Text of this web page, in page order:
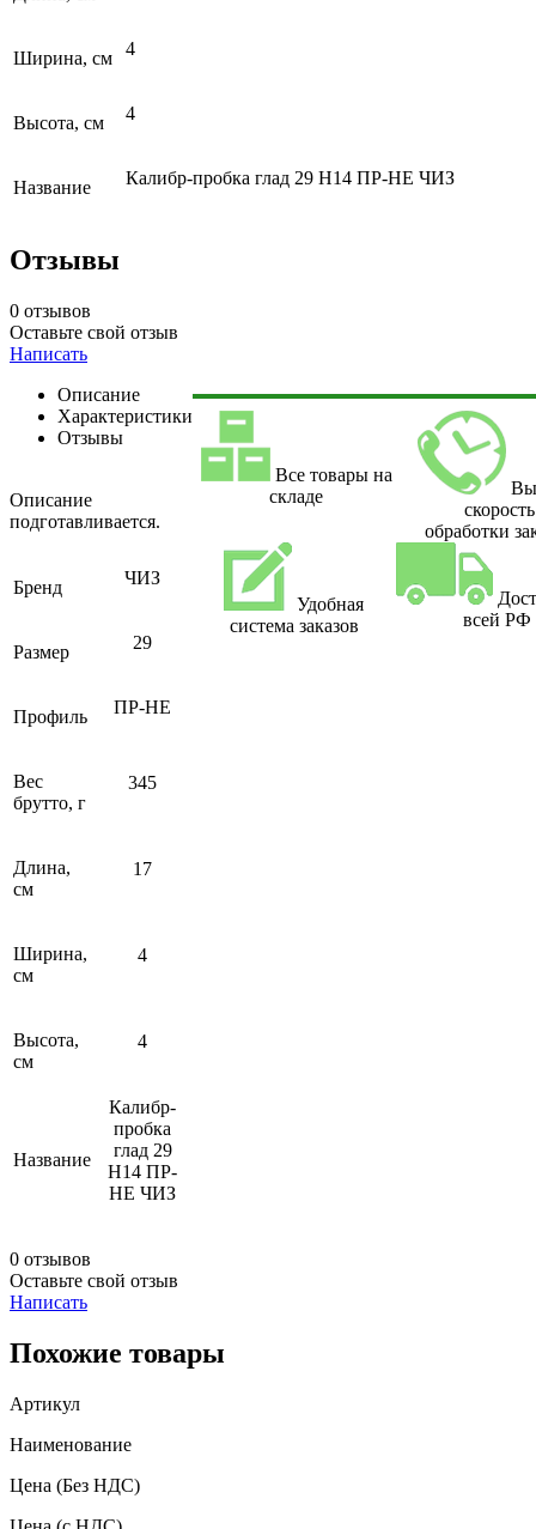
Ширина, см 4
Высота, см 4
Название Калибр-пробка глад 29 Н14 ПР-НЕ ЧИЗ
Отзывы
0 отзывов
Оставьте свой отзыв
Написать
Описание
Характеристики
Отзывы
Описание
подготавливается.
Бренд ЧИЗ
Размер 29
Профиль ПР-НЕ
Вес
брутто, г
345
Длина,
см
17
Ширина,
см
4
Высота,
см
4
Название
Калибр-
пробка
глад 29
Н14 ПР-
НЕ ЧИЗ
0 отзывов
Оставьте свой отзыв
Написать
Все товары на
складе
скорость
обработки
Удобная
система заказов
всей РФ
Похожие товары
Артикул
Наименование
Цена (Без НДС)